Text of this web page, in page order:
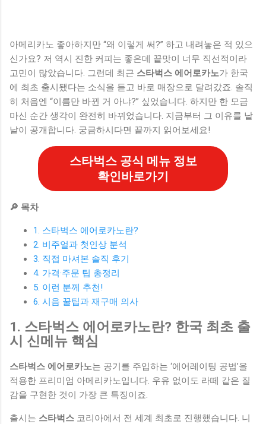
아메리카노 좋아하지만 “왜 이렇게 써?” 하고 내려놓은 적 있으
신가요? 저 역시 진한 커피는 좋은데 끝맛이 너무 직선적이라
고민이 많았습니다. 그런데 최근 스타벅스 에어로카노가 한국
에 최초 출시됐다는 소식을 듣고 바로 매장으로 달려갔죠. 솔직
히 처음엔 “이름만 바뀐 거 아냐?” 싶었습니다. 하지만 한 모금
마신 순간 생각이 완전히 바뀌었습니다. 지금부터 그 이유를 낱
낱이 공개합니다. 궁금하시다면 끝까지 읽어보세요!
스타벅스 공식 메뉴 정보
확인바로가기
🔎 목차
1. 스타벅스 에어로카노란?
2. 비주얼과 첫인상 분석
3. 직접 마셔본 솔직 후기
4. 가격·주문 팁 총정리
5. 이런 분께 추천!
6. 시음 꿀팁과 재구매 의사
1. 스타벅스 에어로카노란? 한국 최초 출
시 신메뉴 핵심
스타벅스 에어로카노는 공기를 주입하는 ‘에어레이팅 공법’을
적용한 프리미엄 아메리카노입니다. 우유 없이도 라떼 같은 질
감을 구현한 것이 가장 큰 특징이죠.
출시는 스타벅스 코리아에서 전 세계 최초로 진행했습니다. 니